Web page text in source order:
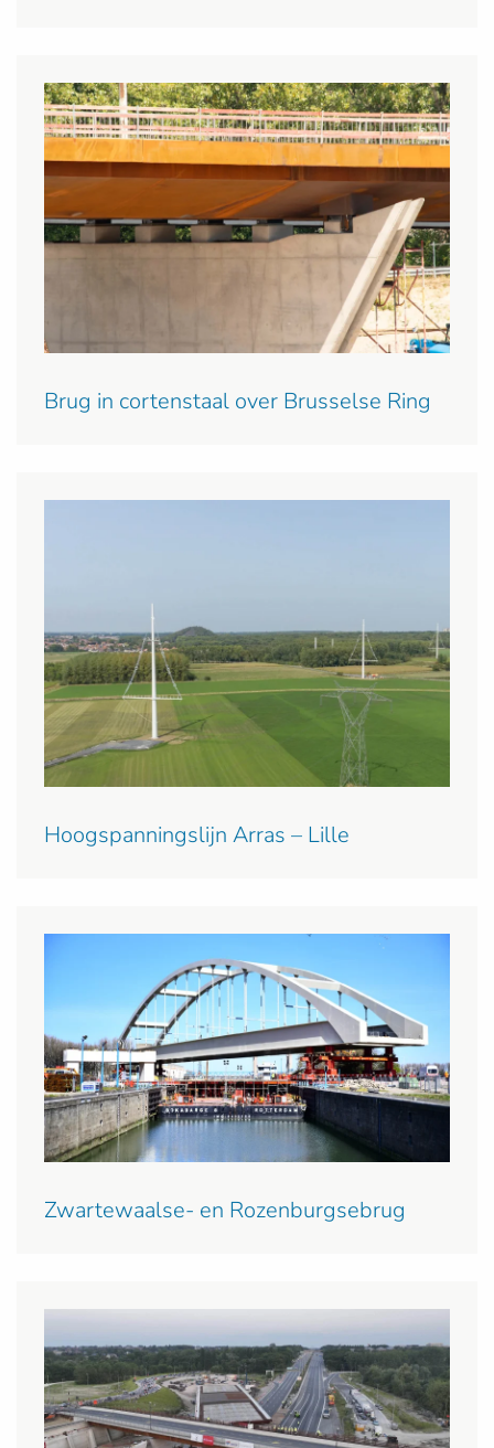
Brug in cortenstaal over Brusselse Ring
Hoogspanningslijn Arras – Lille
Zwartewaalse- en Rozenburgsebrug